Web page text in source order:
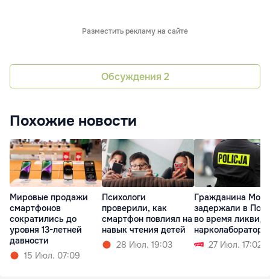
Разместить рекламу на сайте
Обсуждения 2
Похожие новости
Мировые продажи
смартфонов
сократились до
уровня 13-летней
давности
15 Июл. 07:09
Психологи
проверили, как
смартфон повлиял на
навык чтения детей
28 Июл. 19:03
Гражданина
задержали в
во время
27 Июл. 17:02